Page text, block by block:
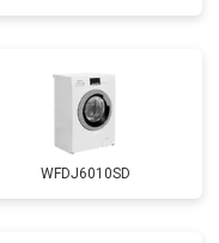
WFDJ6010SD